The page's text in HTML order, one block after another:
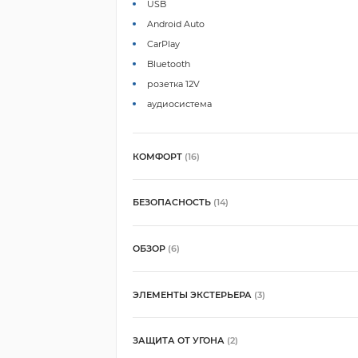
USB
Android Auto
CarPlay
Bluetooth
розетка 12V
аудиосистема
КОМФОРТ (16)
БЕЗОПАСНОСТЬ (14)
ОБЗОР (6)
ЭЛЕМЕНТЫ ЭКСТЕРЬЕРА (3)
ЗАЩИТА ОТ УГОНА (2)